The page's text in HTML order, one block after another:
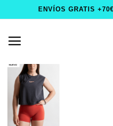
ENVÍOS GRATIS